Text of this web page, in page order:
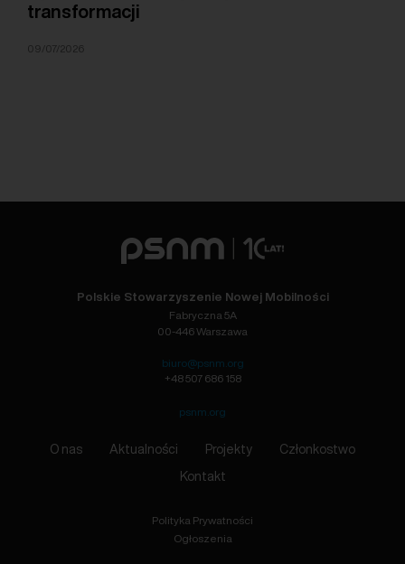
transformacji
09/07/2026
Polskie Stowarzyszenie Nowej Mobilności
Fabryczna 5A
00-446 Warszawa
biuro@psnm.org
+48 507 686 158
psnm.org
O nas Aktualności Projekty Członkostwo
Kontakt
Polityka Prywatności
Ogłoszenia